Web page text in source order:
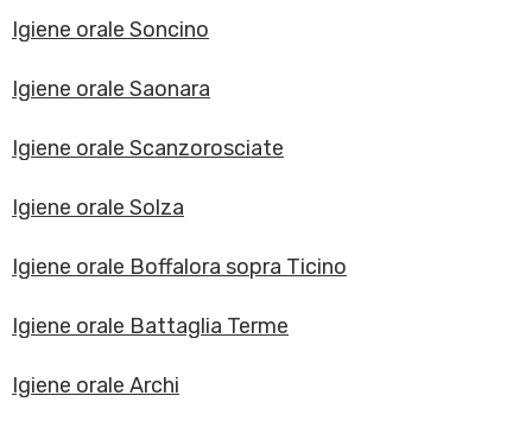
Igiene orale Soncino
Igiene orale Saonara
Igiene orale Scanzorosciate
Igiene orale Solza
Igiene orale Boffalora sopra Ticino
Igiene orale Battaglia Terme
Igiene orale Archi